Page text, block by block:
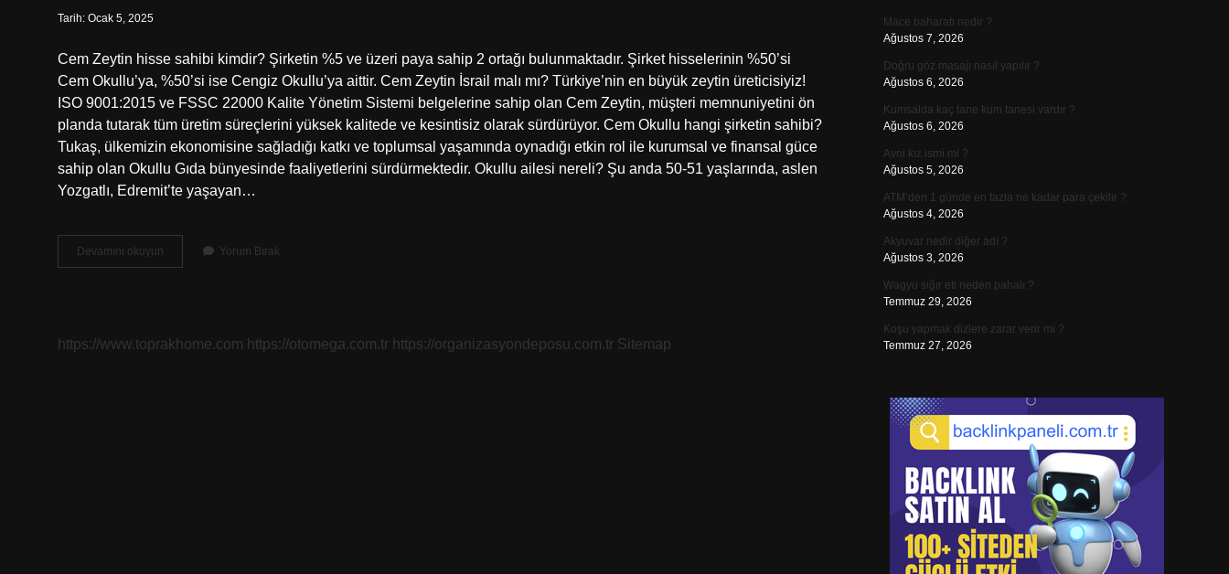
Tarih: Ocak 5, 2025
Cem Zeytin hisse sahibi kimdir? Şirketin %5 ve üzeri paya sahip 2 ortağı bulunmaktadır. Şirket hisselerinin %50’si
Cem Okullu’ya, %50’si ise Cengiz Okullu’ya aittir. Cem Zeytin İsrail malı mı? Türkiye’nin en büyük zeytin üreticisiyiz!
ISO 9001:2015 ve FSSC 22000 Kalite Yönetim Sistemi belgelerine sahip olan Cem Zeytin, müşteri memnuniyetini ön
planda tutarak tüm üretim süreçlerini yüksek kalitede ve kesintisiz olarak sürdürüyor. Cem Okullu hangi şirketin sahibi?
Tukaş, ülkemizin ekonomisine sağladığı katkı ve toplumsal yaşamında oynadığı etkin rol ile kurumsal ve finansal güce
sahip olan Okullu Gıda bünyesinde faaliyetlerini sürdürmektedir. Okullu ailesi nereli? Şu anda 50-51 yaşlarında, aslen
Yozgatlı, Edremit’te yaşayan…
Devamını okuyun
Zeytin
Yorum Bırak
https://www.toprakhome.com https://otomega.com.tr https://organizasyondeposu.com.tr Sitemap
Mace baharatı nedir ?
Ağustos 7, 2026
Doğru göz masajı nasıl yapılır ?
Ağustos 6, 2026
Kumsalda kaç tane kum tanesi vardır ?
Ağustos 6, 2026
Avni kız ismi mi ?
Ağustos 5, 2026
ATM’den 1 günde en fazla ne kadar para çekilir ?
Ağustos 4, 2026
Akyuvar nedir diğer adı ?
Ağustos 3, 2026
Wagyu sığır eti neden pahalı ?
Temmuz 29, 2026
Koşu yapmak dizlere zarar verir mi ?
Temmuz 27, 2026